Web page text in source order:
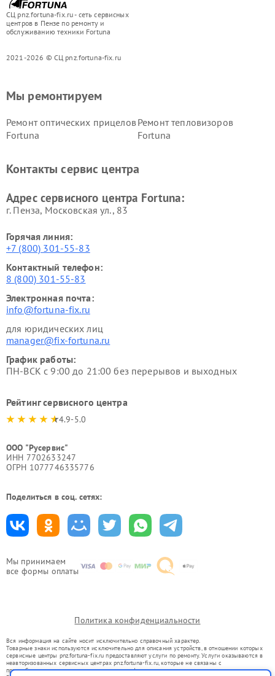
СЦ pnz.fortuna-fix.ru - сеть сервисных
центров в Пензе по ремонту и
обслуживанию техники Fortuna
2021-2026 © СЦ pnz.fortuna-fix.ru
Мы принимаем
все формы оплаты
Мы ремонтируем
Ремонт оптических прицелов
Fortuna
Ремонт тепловизоров
Fortuna
Контакты сервис центра
Адрес сервисного центра Fortuna:
г. Пенза, Московская ул., 83
Горячая линия:
+7 (800) 301-55-83
Контактный телефон:
8 (800) 301-55-83
Электронная почта:
info@fortuna-fix.ru
для юридических лиц
manager@fix-fortuna.ru
График работы:
ПН-ВСК с 9:00 до 21:00 без перерывов и выходных
Рейтинг сервисного центра
4.9-5.0
ООО "Русервис"
ИНН 7702633247
ОГРН 1077746335776
Поделиться в соц. сетях:
Политика конфиденциальности
Вся информация на сайте носит исключительно справочный характер.
Товарные знаки используются исключительно для описания устройств, в отношении которых
сервисные центры pnz.fortuna-fix.ru предоставляют услуги по ремонту. Услуги оказываются в
неавторизованных сервисных центрах pnz.fortuna-fix.ru, которые не связаны с
правообладателями товарных знаков или их официальными представителями.